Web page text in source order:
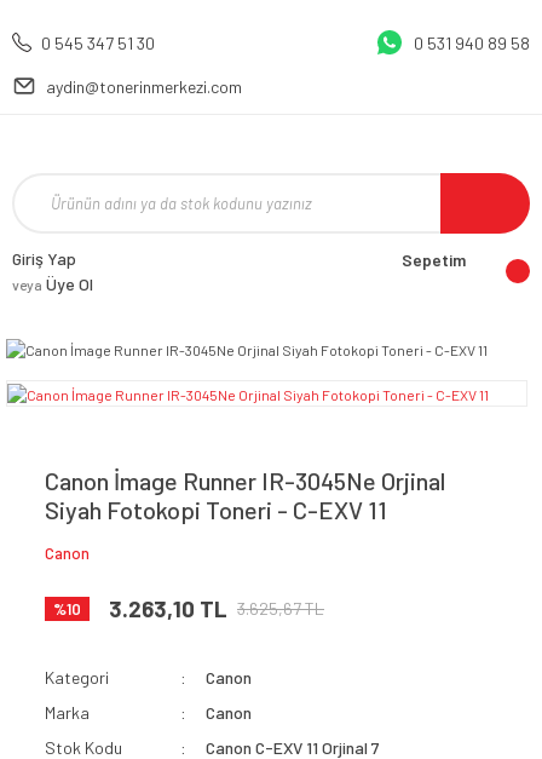
0 545 347 51 30 0 531 940 89 58
aydin@tonerinmerkezi.com
Giriş Yap
veya Üye Ol
Sepetim
Canon İmage Runner IR-3045Ne Orjinal
Siyah Fotokopi Toneri - C-EXV 11
Canon
%10 3.263,10 TL 3.625,67 TL
Kategori
Canon
Marka
Canon
Stok Kodu
Canon C-EXV 11 Orjinal 7